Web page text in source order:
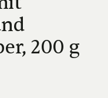
200 g